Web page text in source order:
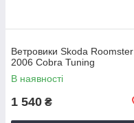
Ветровики Skoda Roomster
2006 Cobra Tuning
В наявності
1 540 ₴